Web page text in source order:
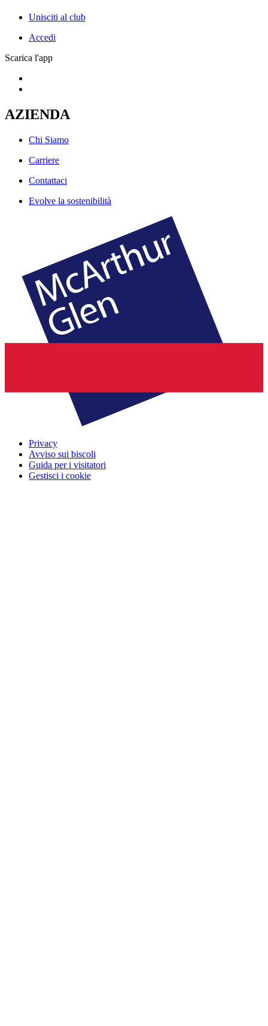
Unisciti al club
Accedi
Scarica l'app
AZIENDA
Chi Siamo
Carriere
Contattaci
Evolve la sostenibilità
Privacy
Avviso sui biscoli
Guida per i visitatori
Gestisci i cookie